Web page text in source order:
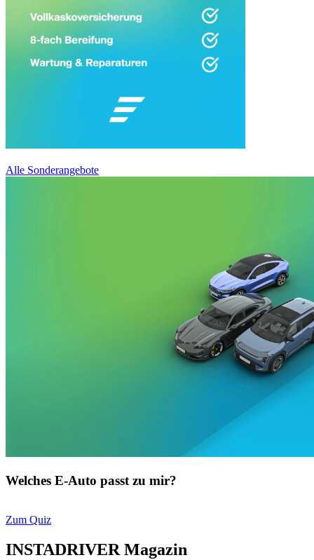
Alle Sonderangebote
Welches E-Auto passt zu mir?
Zum Quiz
INSTADRIVER Magazin